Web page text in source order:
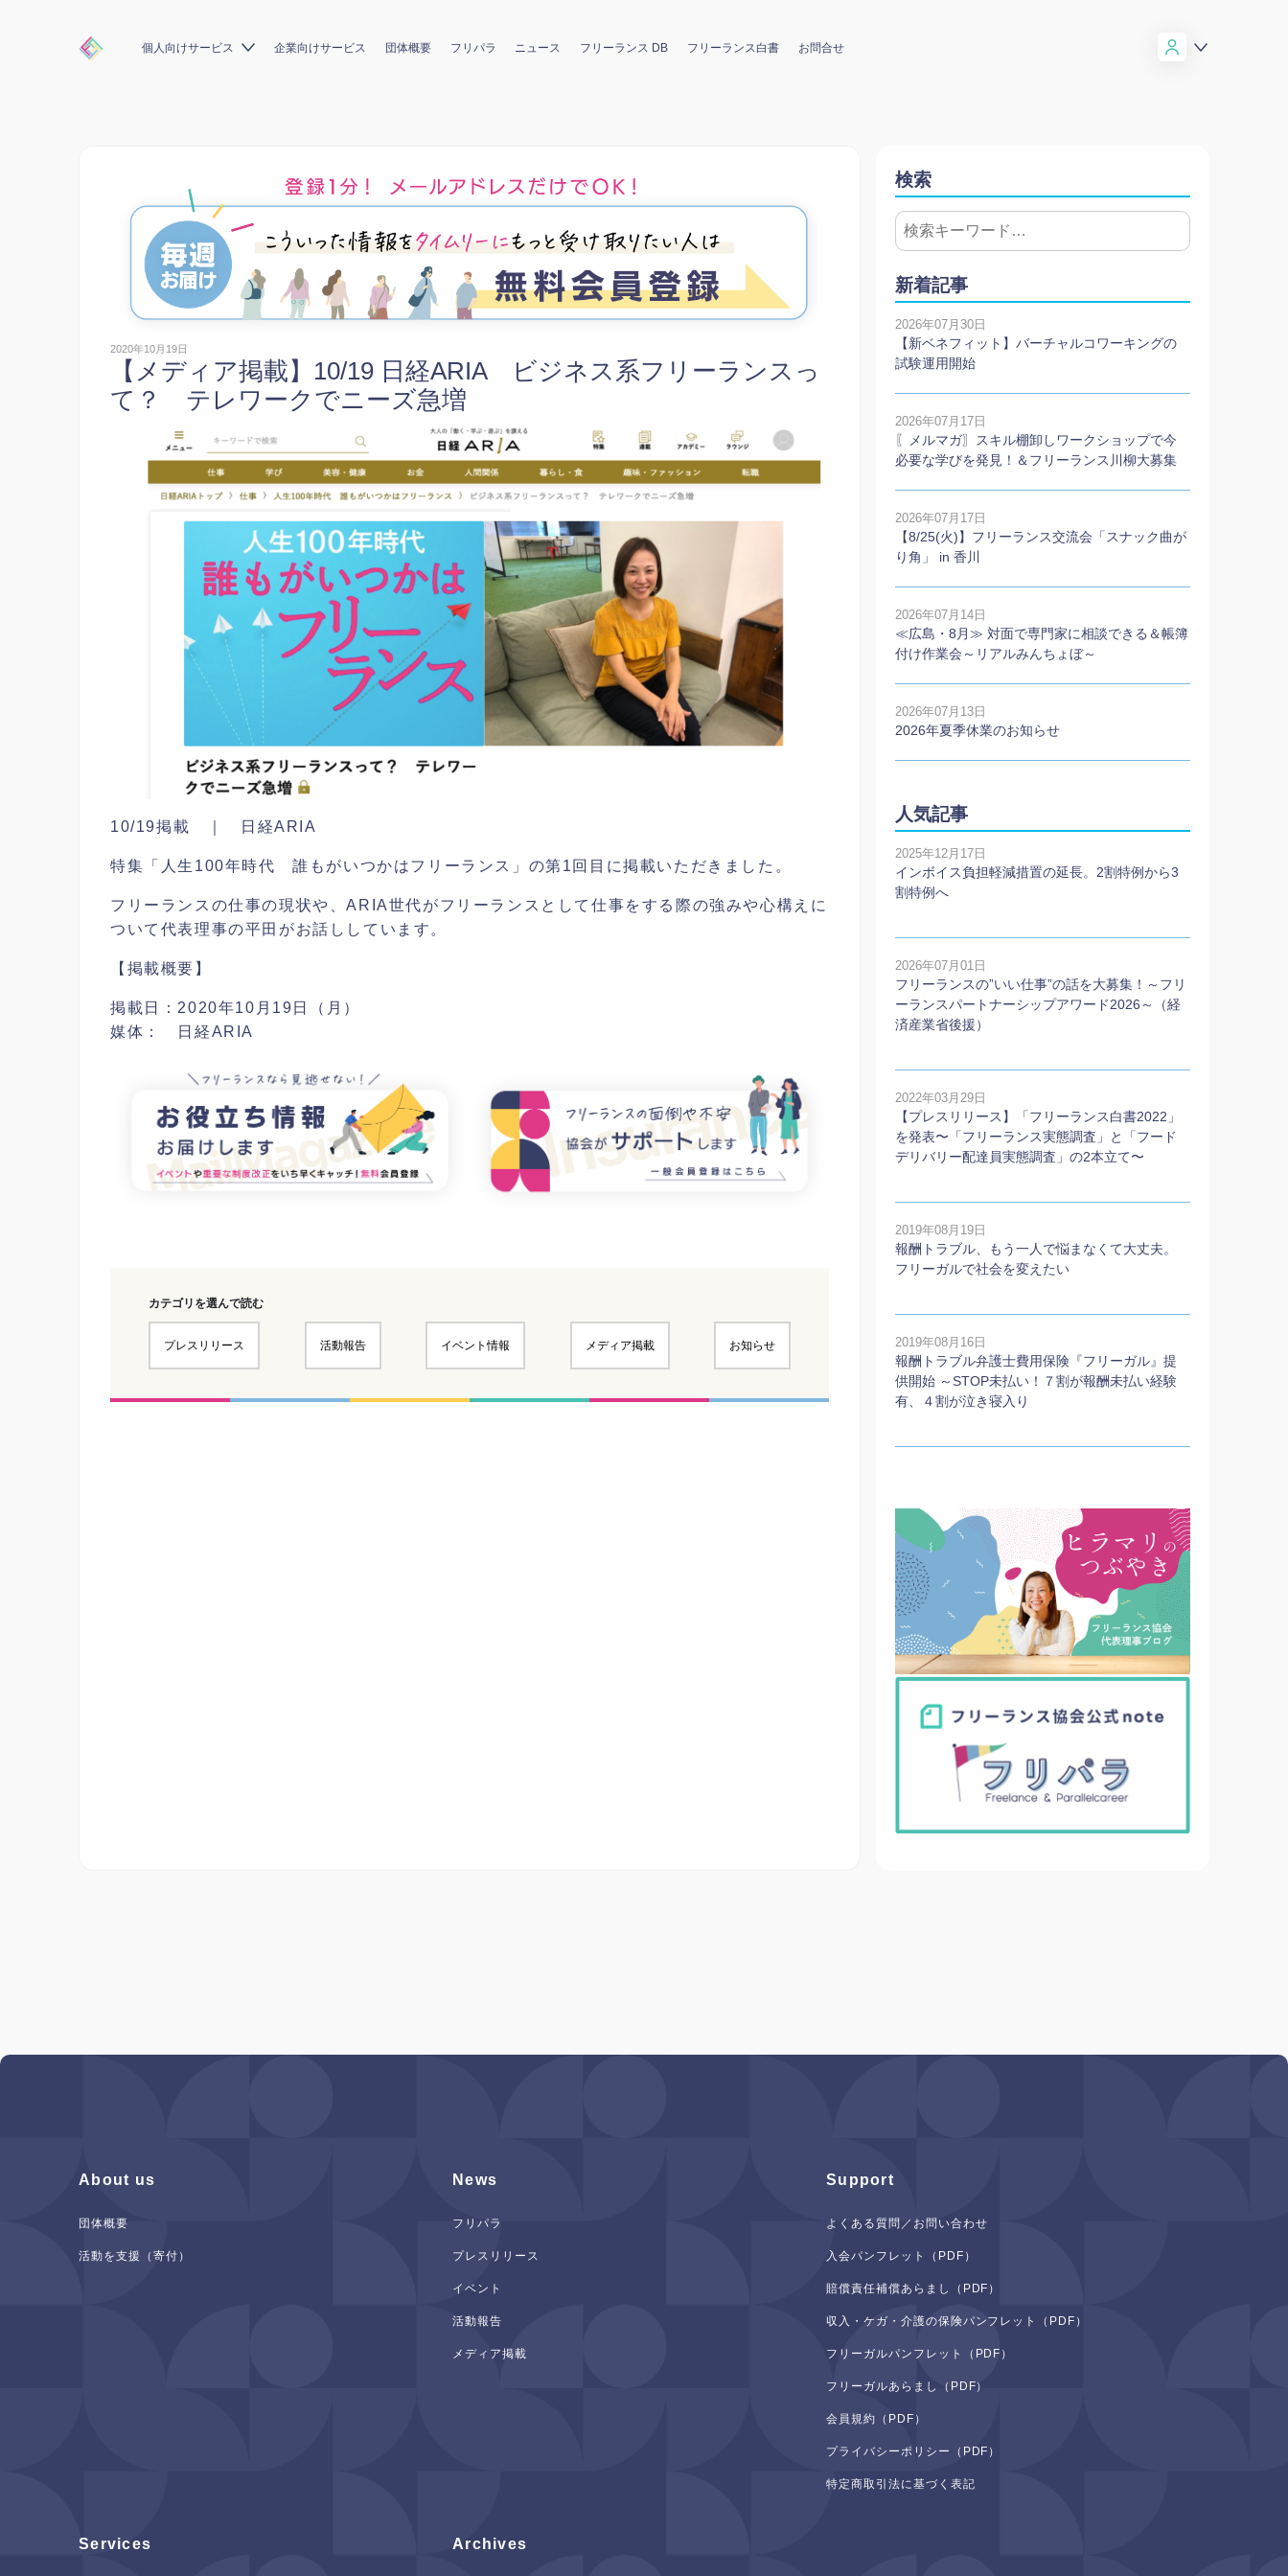
個人向けサービス 企業向けサービス 団体概要 フリパラ ニュース フリーランス DB フリーランス白書 お問合せ
2020年10月19日
【メディア掲載】10/19 日経ARIA ビジネス系フリーランスっ
て？ テレワークでニーズ急増
10/19掲載 ｜ 日経ARIA
特集「人生100年時代 誰もがいつかはフリーランス」の第1回目に掲載いただきました。
フリーランスの仕事の現状や、ARIA世代がフリーランスとして仕事をする際の強みや心構えに
ついて代表理事の平田がお話ししています。
【掲載概要】
掲載日：2020年10月19日（月）
媒体： 日経ARIA
カテゴリを選んで読む
プレスリリース 活動報告 イベント情報 メディア掲載 お知らせ
検索
新着記事
2026年07月30日
【新ベネフィット】バーチャルコワーキングの
試験運用開始
2026年07月17日
〖メルマガ〗スキル棚卸しワークショップで今
必要な学びを発見！＆フリーランス川柳大募集
2026年07月17日
【8/25(火)】フリーランス交流会「スナック曲が
り角」 in 香川
2026年07月14日
≪広島・8月≫ 対面で専門家に相談できる＆帳簿
付け作業会～リアルみんちょぼ～
2026年07月13日
2026年夏季休業のお知らせ
人気記事
2025年12月17日
インボイス負担軽減措置の延長。2割特例から3
割特例へ
2026年07月01日
フリーランスの”いい仕事”の話を大募集！～フリ
ーランスパートナーシップアワード2026～（経
済産業省後援）
2022年03月29日
【プレスリリース】「フリーランス白書2022」
を発表〜「フリーランス実態調査」と「フード
デリバリー配達員実態調査」の2本⽴て〜
2019年08月19日
報酬トラブル、もう一人で悩まなくて大丈夫。
フリーガルで社会を変えたい
2019年08月16日
報酬トラブル弁護士費用保険『フリーガル』提
供開始 ～STOP未払い！７割が報酬未払い経験
有、４割が泣き寝入り
About us
団体概要
活動を支援（寄付）
News
フリパラ
プレスリリース
イベント
活動報告
メディア掲載
Support
よくある質問／お問い合わせ
入会パンフレット（PDF）
賠償責任補償あらまし（PDF）
収入・ケガ・介護の保険パンフレット（PDF）
フリーガルパンフレット（PDF）
フリーガルあらまし（PDF）
会員規約（PDF）
プライバシーポリシー（PDF）
特定商取引法に基づく表記
Services Archives